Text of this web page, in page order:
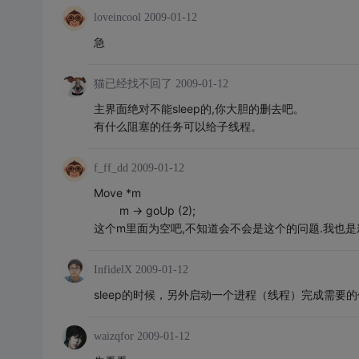
loveincool 2009-01-12
急
猫已经找不回了 2009-01-12
主界面绝对不能sleep的,你大胆的删去吧。
有什么阻塞的任务可以给子线程。
f_ff_dd 2009-01-12
Move *m
m -> goUp (2);
这个m里面为空吧,不知道会不会是这个的问题.我也是
InfidelX 2009-01-12
sleep的时候，另外启动一个进程（线程）完成需要的
waizqfor 2009-01-12